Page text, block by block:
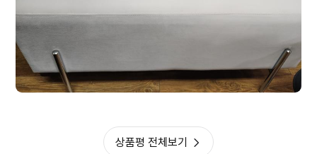
상품평 전체보기